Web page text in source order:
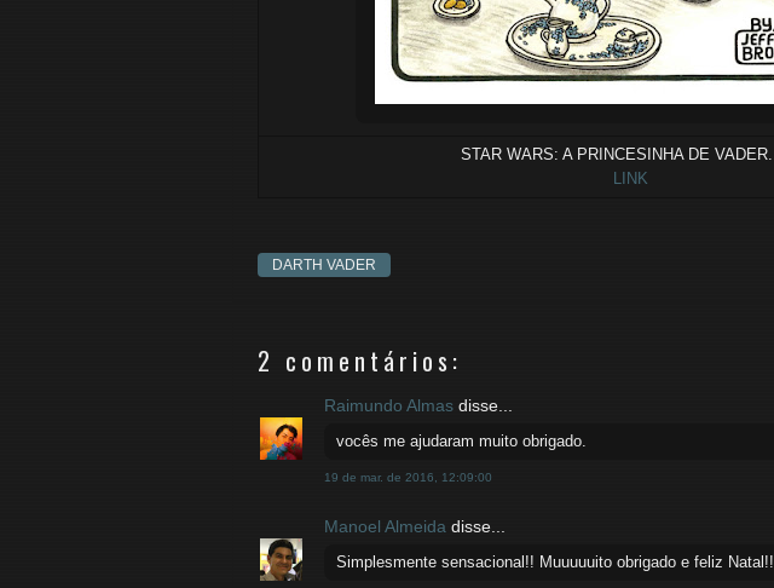
STAR WARS: A PRINCESINHA DE VADER.
LINK
DARTH VADER
2 comentários:
Raimundo Almas disse...
vocês me ajudaram muito obrigado.
19 de mar. de 2016, 12:09:00
Manoel Almeida disse...
Simplesmente sensacional!! Muuuuuito obrigado e feliz Natal!!